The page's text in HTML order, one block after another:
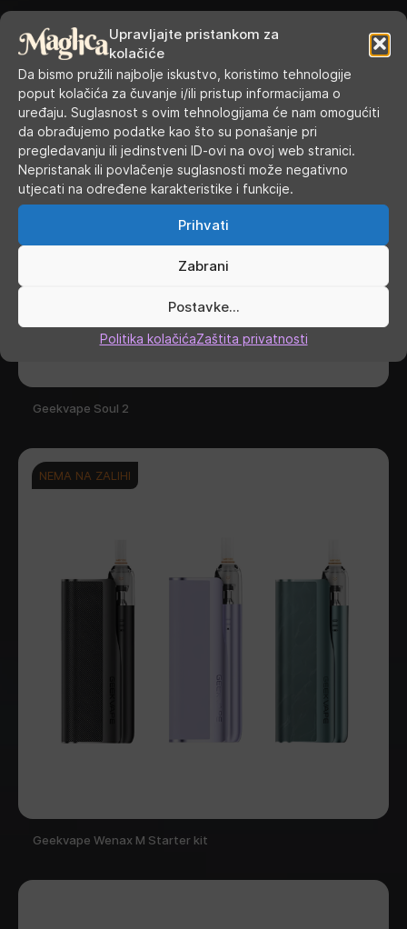
Upravljajte pristankom za
kolačiće
Da bismo pružili najbolje iskustvo, koristimo tehnologije
poput kolačića za čuvanje i/ili pristup informacijama o
uređaju. Suglasnost s ovim tehnologijama će nam omogućiti
da obrađujemo podatke kao što su ponašanje pri
pregledavanju ili jedinstveni ID-ovi na ovoj web stranici.
Nepristanak ili povlačenje suglasnosti može negativno
utjecati na određene karakteristike i funkcije.
Prihvati
Zabrani
Postavke...
Politika kolačićaZaštita privatnosti
Geekvape Soul 2
Geekvape Wenax M Starter kit
NEMA NA ZALIHI